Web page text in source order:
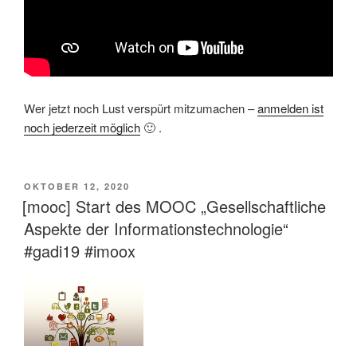
Wer jetzt noch Lust verspürt mitzumachen –anmelden ist
noch jederzeit möglich 🙂 .
VERÖFFENTLICHT
AM
OKTOBER 12, 2020
[mooc] Start des MOOC „Gesellschaftliche
Aspekte der Informationstechnologie“
#gadi19 #imoox